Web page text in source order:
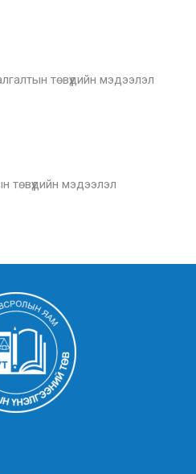
төвүүдийн мэдээлэл
төвүүдийн мэдээлэл